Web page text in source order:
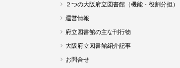
２つの大阪府立図書館（機能・役割分担）
運営情報
府立図書館の主な刊行物
大阪府立図書館紹介記事
お問合せ